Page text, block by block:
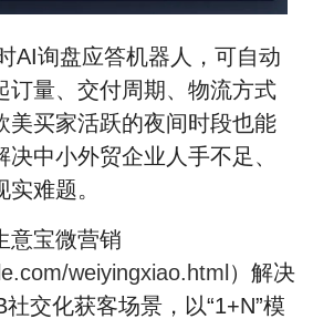
AI询盘应答机器人，可自动
订量、交付周期、物流方式
美买家活跃的夜间时段也能
中小外贸企业人手不足、
难题。
意宝微营销
weiyingxiao.html）解决
交化获客场景，以“1+N”模